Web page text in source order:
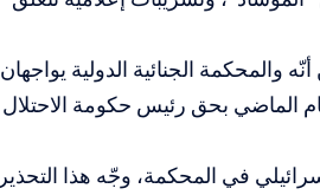
والمحكمة الجنائية الدولية يواجهان
الماضي بحق رئيس حكومة الاحتلال
في المحكمة، وجّه هذا التحذير